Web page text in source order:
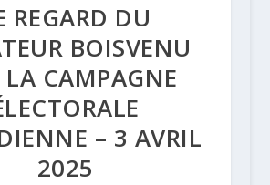
REGARD DU
BOISVENU
LA CAMPAGNE
– 3 AVRIL
2025